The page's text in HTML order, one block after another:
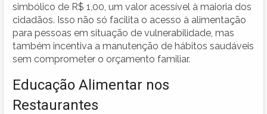
simbólico de R$ 1,00, um valor acessível à maioria dos
cidadãos. Isso não só facilita o acesso à alimentação
para pessoas em situação de vulnerabilidade, mas
também incentiva a manutenção de hábitos saudáveis
sem comprometer o orçamento familiar.
Educação Alimentar nos
Restaurantes